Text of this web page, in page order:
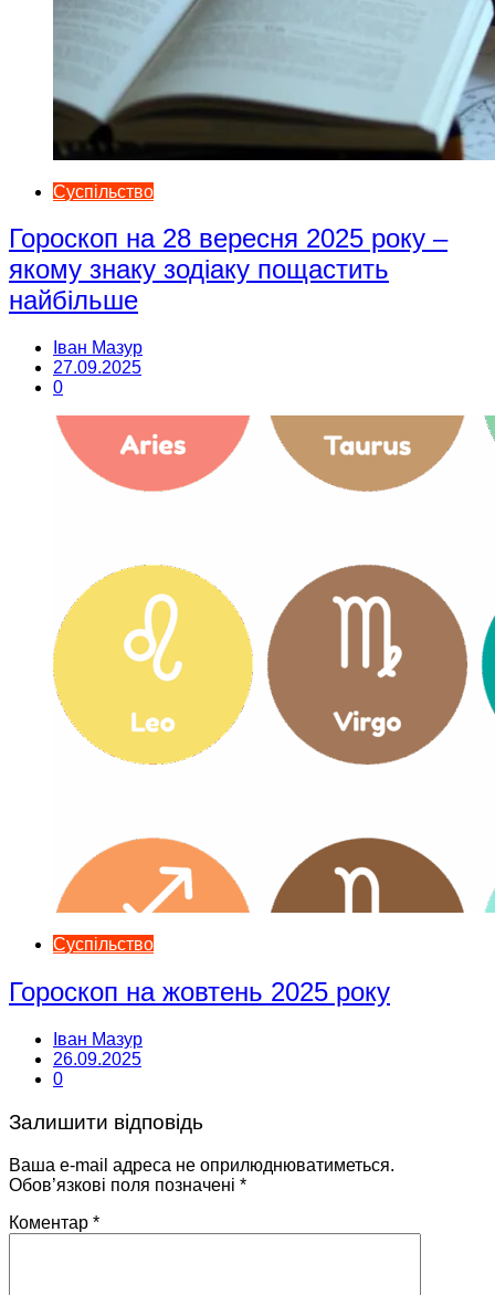
Суспільство
Гороскоп на 28 вересня 2025 року –
якому знаку зодіаку пощастить
найбільше
Іван Мазур
27.09.2025
0
Суспільство
Гороскоп на жовтень 2025 року
Іван Мазур
26.09.2025
0
Залишити відповідь
Ваша e-mail адреса не оприлюднюватиметься.
Обов’язкові поля позначені *
Коментар *